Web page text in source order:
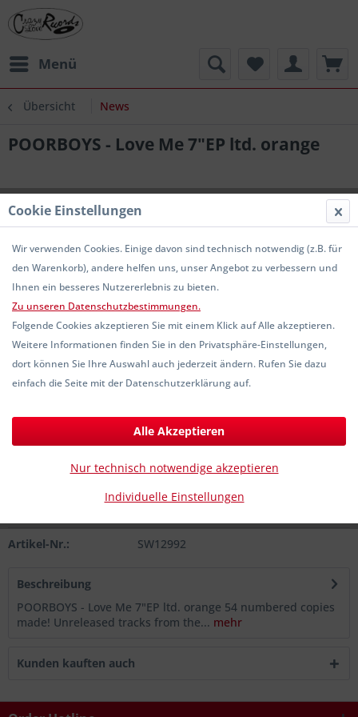
Menü
Übersicht News
POORBOYS - Love Me 7"EP ltd. orange
15,00 € *
Sofort versandfertig, Lieferzeit ca. 1-3 Werktage
In den Warenkorb
Artikel-Nr.: SW12992
Beschreibung
POORBOYS - Love Me 7"EP ltd. orange 54 numbered copies
made! Unreleased tracks from the... mehr
Kunden kauften auch
Cookie Einstellungen
Wir verwenden Cookies. Einige davon sind technisch notwendig (z.B. für
den Warenkorb), andere helfen uns, unser Angebot zu verbessern und
Ihnen ein besseres Nutzererlebnis zu bieten.
Zu unseren Datenschutzbestimmungen.
Folgende Cookies akzeptieren Sie mit einem Klick auf Alle akzeptieren.
Weitere Informationen finden Sie in den Privatsphäre-Einstellungen,
dort können Sie Ihre Auswahl auch jederzeit ändern. Rufen Sie dazu
einfach die Seite mit der Datenschutzerklärung auf.
Individuelle Einstellungen
Nur technisch notwendige akzeptieren
Alle Akzeptieren